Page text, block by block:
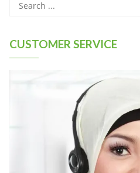
CUSTOMER SERVICE